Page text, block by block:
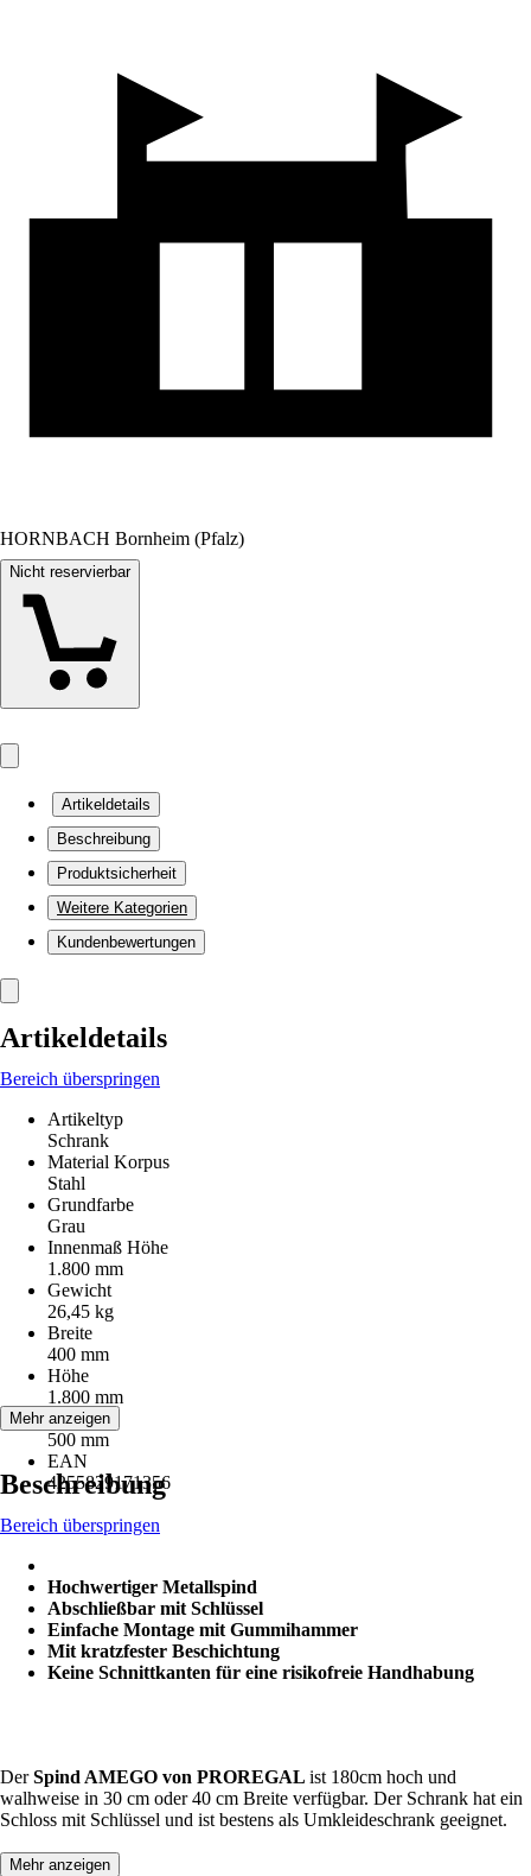
HORNBACH Bornheim (Pfalz)
Nicht reservierbar
Artikeldetails
Beschreibung
Produktsicherheit
Weitere Kategorien
Kundenbewertungen
Artikeldetails
Bereich überspringen
Artikeltyp
Schrank
Material Korpus
Stahl
Grundfarbe
Grau
Innenmaß Höhe
1.800 mm
Gewicht
26,45 kg
Breite
400 mm
Höhe
1.800 mm
Tiefe
500 mm
EAN
4255829171356
Mehr anzeigen
Beschreibung
Bereich überspringen
Hochwertiger Metallspind
Abschließbar mit Schlüssel
Einfache Montage mit Gummihammer
Mit kratzfester Beschichtung
Keine Schnittkanten für eine risikofreie Handhabung
DerSpind AMEGO von PROREGAL ist 180cm hoch und
walhweise in 30 cm oder 40 cm Breite verfügbar. Der Schrank hat ein
Schloss mit Schlüssel und ist bestens als Umkleideschrank geeignet.
Mehr anzeigen